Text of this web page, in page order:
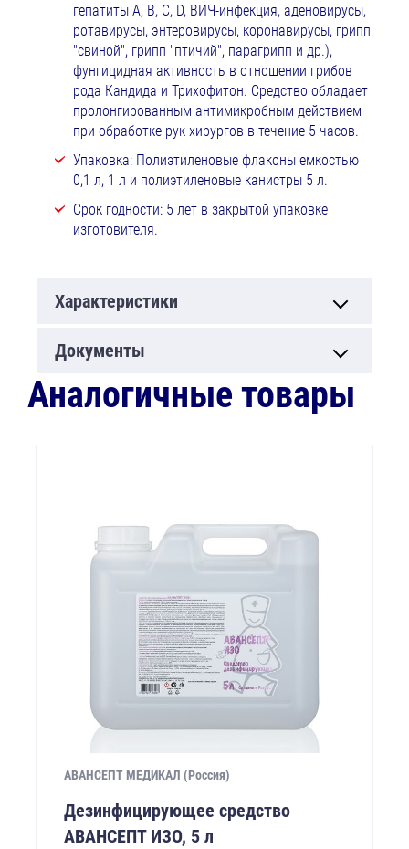
гепатиты А, В, С, D, ВИЧ-инфекция, аденовирусы,
ротавирусы, энтеровирусы, коронавирусы, грипп
"свиной", грипп "птичий", парагрипп и др.),
фунгицидная активность в отношении грибов
рода Кандида и Трихофитон. Средство обладает
пролонгированным антимикробным действием
при обработке рук хирургов в течение 5 часов.
Упаковка: Полиэтиленовые флаконы емкостью
0,1 л, 1 л и полиэтиленовые канистры 5 л.
Срок годности: 5 лет в закрытой упаковке
изготовителя.
Характеристики
Документы
Аналогичные товары
АВАНСЕПТ МЕДИКАЛ (Россия)
Дезинфицирующее средство
АВАНСЕПТ ИЗО, 5 л